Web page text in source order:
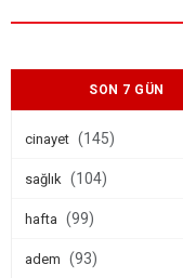
SON 7 GÜN
cinayet (145)
sağlık (104)
hafta (99)
adem (93)